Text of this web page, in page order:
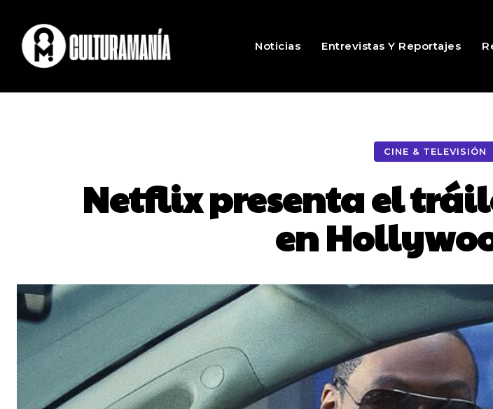
Noticias Entrevistas Y Reportajes
CINE & TELEVISIÓN
Netflix presenta el
en